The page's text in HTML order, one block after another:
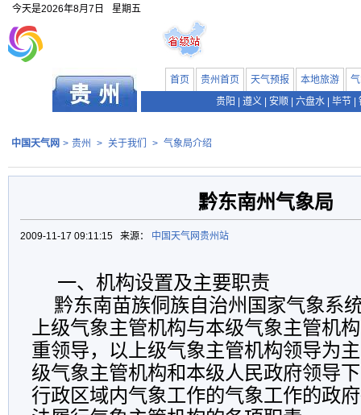
今天是2026年8月7日 星期五
首页 贵州首页 天气预报 本地旅游
贵阳
遵义 安顺 六盘水 毕节
中国天气网 > 贵州 > 关于我们 > 气象局介绍
黔东南州气象局
2009-11-17 09:11:15 来源： 中国天气网贵州站
一、机构设置及主要职责
黔东南苗族侗族自治州国家气象系
上级气象主管机构与本级气象主管机
重领导，以上级气象主管机构领导为
级气象主管机构和本级人民政府领导
行政区域内气象工作的气象工作的政